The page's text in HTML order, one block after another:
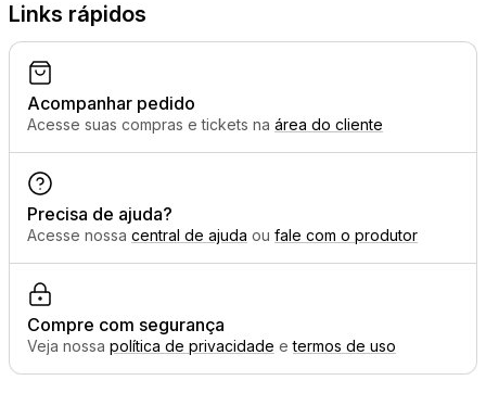
Links rápidos
Acompanhar pedido
Acesse suas compras e tickets na área do cliente
Precisa de ajuda?
Acesse nossa central de ajuda ou fale com o produtor
Compre com segurança
Veja nossa política de privacidade etermos de uso